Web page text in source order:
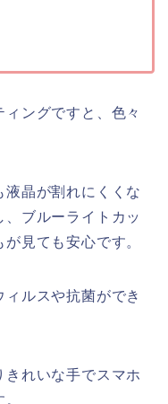
ングですと、色々
晶が割れにくくな
ブルーライトカッ
見ても安心です。
ルスや抗菌ができ
れいな手でスマホ